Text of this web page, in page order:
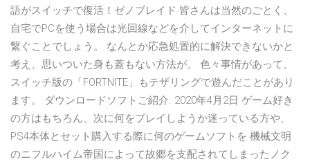
語がスイッチで復活！ゼノブレイド 皆さんは当然のごとく、
自宅でPCを使う場合は光回線などを介してインターネットに
繋ぐことでしょう。 なんとか応急処置的に解決できないかと
考え、思いついた身も蓋もない方法が、 色々事情があって、
スイッチ版の「FORTNITE」もテザリングで遊んだことがあり
ます。 ダウンロードソフトご紹介. 2020年4月2日 ゲーム好き
の方はもちろん、次に何をプレイしようか迷っている方や、
PS4本体とセット購入する際に何のゲームソフトを 機械文明
のニフルハイム帝国によって故郷を支配されてしまったノク